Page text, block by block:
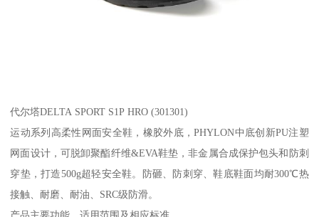
代尔塔DELTA SPORT S1P HRO (301301)
运动系列高柔性网面安全鞋，橡胶外底，PHYLON中底创新PU注塑
网面设计，可脱卸聚酯纤维&EVA鞋垫，非金属合成保护包头和防刺
穿垫，打造500g超轻安全鞋。防砸、防刺穿、鞋底鞋面均耐300℃热
接触、耐磨、耐油、SRC级防滑。
产品主要功能、适用范围及相应标准